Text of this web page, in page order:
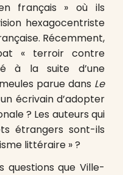
français » où ils
hexagocentriste
Récemment,
« terroir contre
à la suite d’une
parue dans Le
écrivain d’adopter
? Les auteurs qui
étrangers sont-ils
littéraire » ?
questions que Ville-